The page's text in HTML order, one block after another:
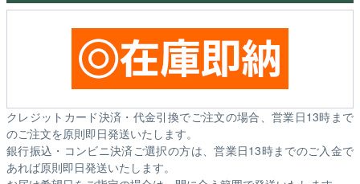
クレジットカード決済・代金引換でご注文の場合、営業日13時まで
のご注文を原則即日発送いたします。
銀行振込・コンビニ決済ご選択の方は、営業日13時までのご入金で
あれば原則即日発送いたします。